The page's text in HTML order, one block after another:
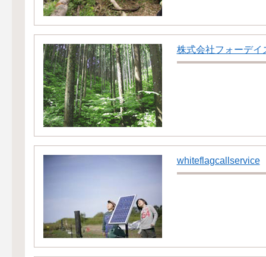
株式会社フォーデイ
whiteflagcallservice